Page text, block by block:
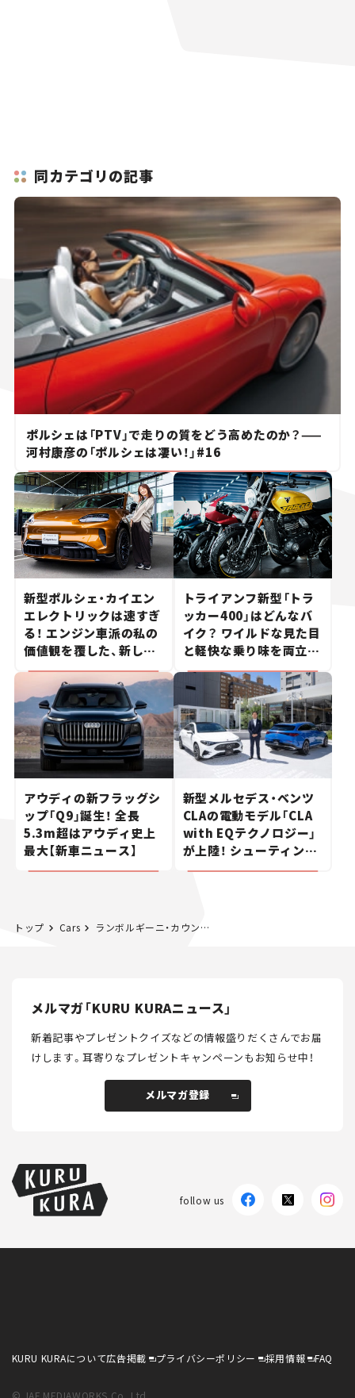
同カテゴリの記事
ポルシェは「PTV」で走りの質をどう高めたのか？——
河村康彦の「ポルシェは凄い！」#16
新型ポルシェ・カイエン
エレクトリックは速すぎ
る！ エンジン車派の私の
価値観を覆した、新しい
ポルシェの走り。
トライアンフ新型「トラ
ッカー400」はどんなバ
イク？ ワイルドな見た目
と軽快な乗り味を両立し
た400ccフラットトラッ
カー【試乗レビュー】
アウディの新フラッグシ
ップ「Q9」誕生！ 全長
5.3m超はアウディ史上
最大【新車ニュース】
新型メルセデス・ベンツ
CLAの電動モデル「CLA
with EQテクノロジー」
が上陸！ シューティング
ブレークも発売【新車ニ
トップ Cars ランボルギーニ・カウンタック｜ぼくは、車と生きてきた #16
メルマガ「KURU KURAニュース」
新着記事やプレゼントクイズなどの情報盛りだくさんでお届
けします。耳寄りなプレゼントキャンペーンもお知らせ中！
メルマガ登録
follow us
KURU KURAについて広告掲載 プライバシーポリシー 採用情報 FAQ